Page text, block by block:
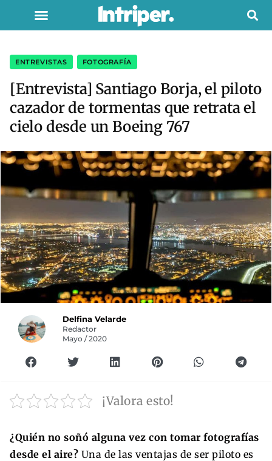
ENTREVISTAS FOTOGRAFÍA
[Entrevista] Santiago Borja, el piloto
cazador de tormentas que retrata el
cielo desde un Boeing 767
Delfina Velarde
Redactor
Mayo / 2020
¡Valora esto!
¿Quién no soñó alguna vez con tomar fotografías
desde el aire? Una de las ventajas de ser piloto es